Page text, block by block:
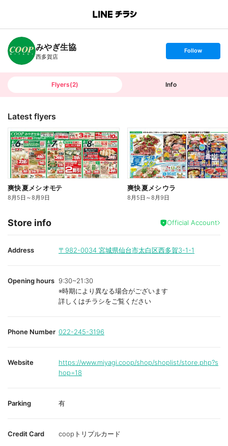
B
n
c
h
T
みやぎ生協
西多賀店
s
t
o
Follow
Flyers(2) Info
Latest flyers
爽快 夏メシ オモテ
8月5日 ～8月9日
爽快 夏メシ ウラ
8月5日 ～8月9日
Store info Official Account
Address 〒982-0034 宮城県仙台市太白区西多賀3-1-1
Opening hours 9:30~21:30
※時期により異なる場合がございます
詳しくはチラシをご覧ください
Phone Number 022-245-3196
Website
https://www.miyagi.coop/shop/shoplist/store.php?s
hop=18
Parking 有
Credit Card coopトリプルカード